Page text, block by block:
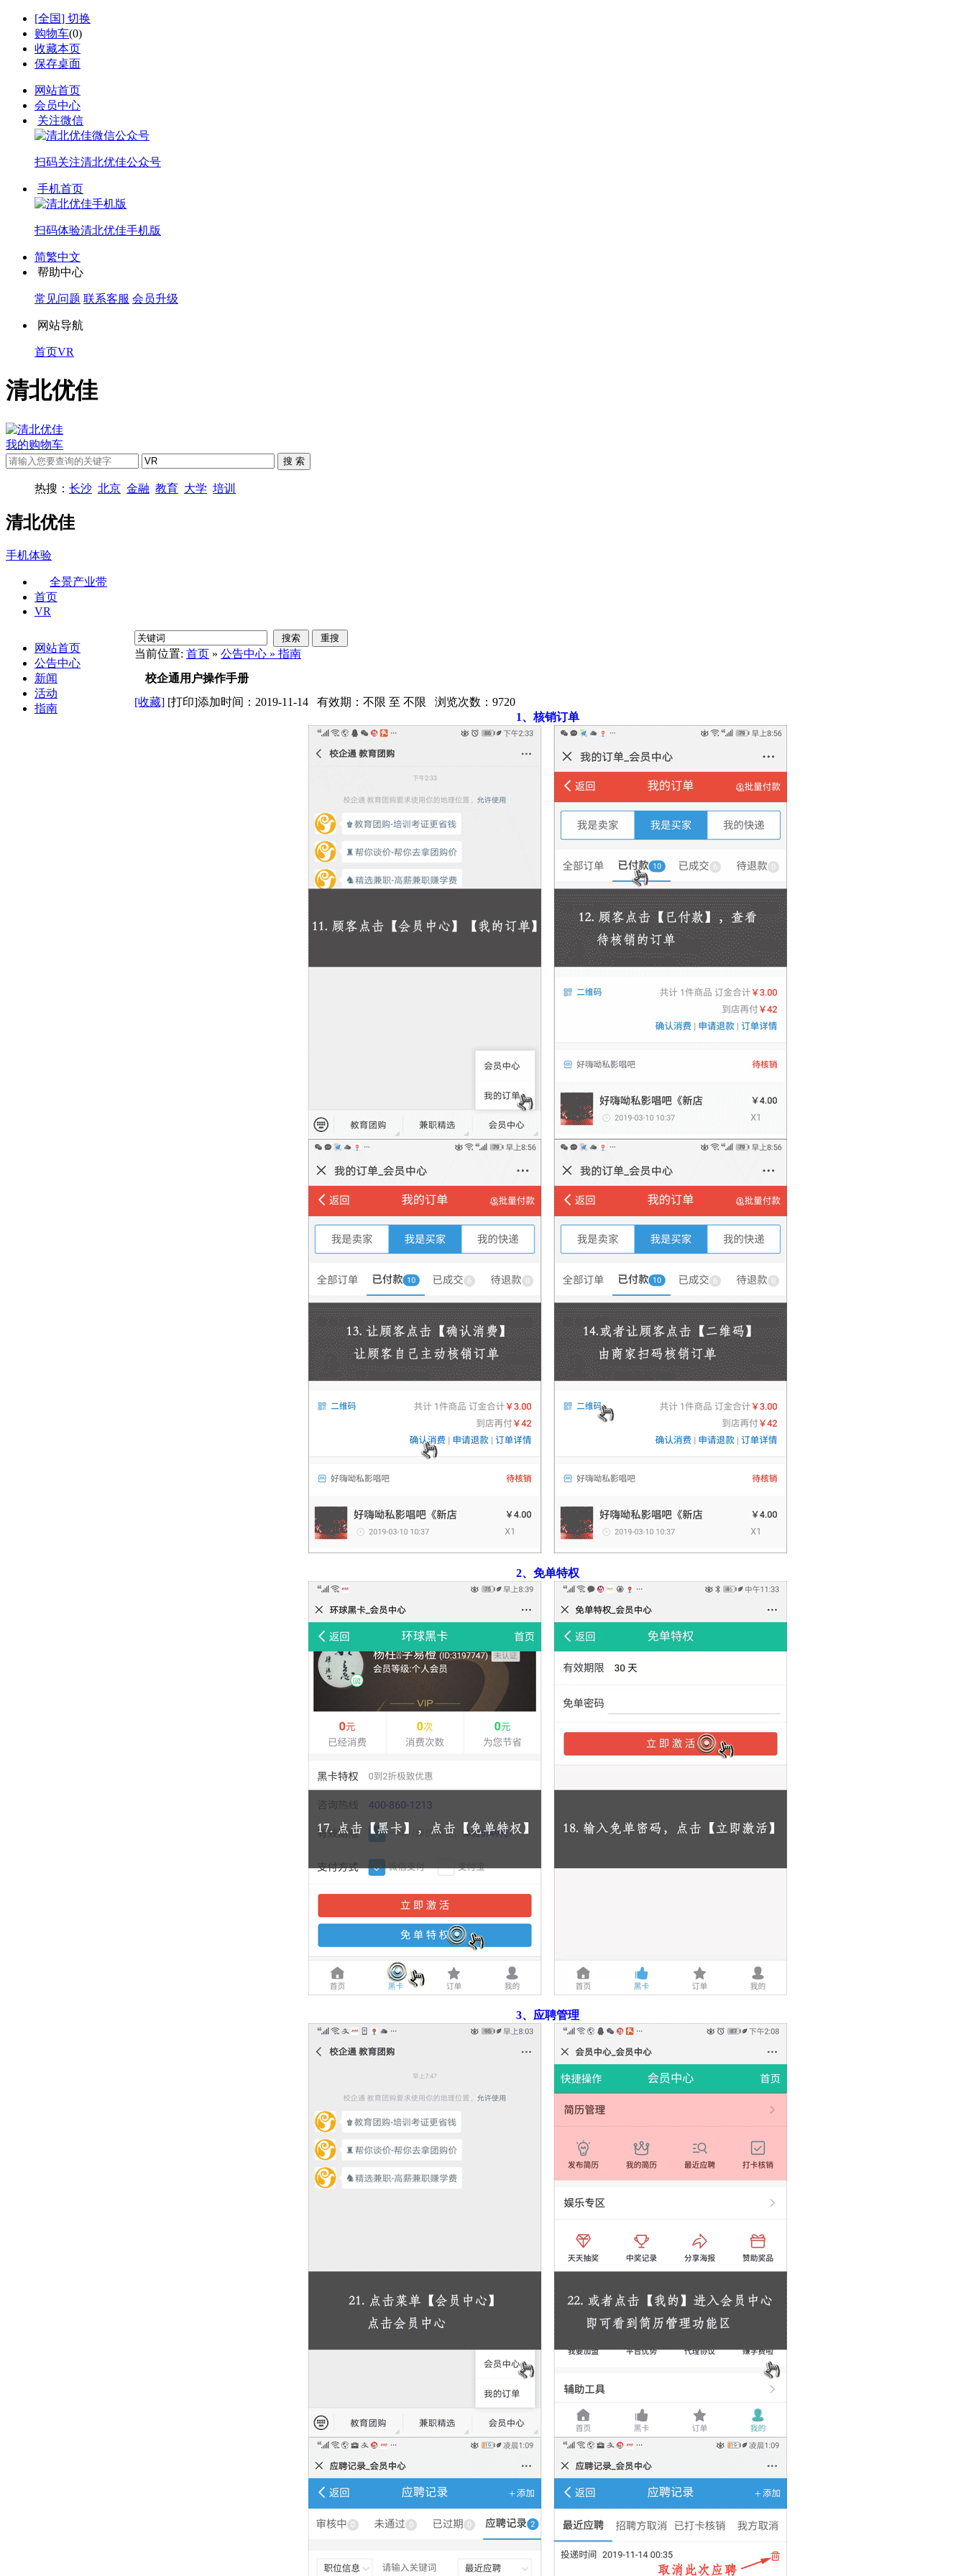
[全国] 切换
购物车(0)
收藏本页
保存桌面
网站首页
会员中心
关注微信
扫码关注清北优佳公众号
手机首页
扫码体验清北优佳手机版
简繁中文
帮助中心
常见问题 联系客服 会员升级
网站导航
首页VR
清北优佳
我的购物车
热搜： 长沙 北京 金融 教育 大学 培训
清北优佳
手机体验
全景产业带
首页
VR
网站首页
公告中心
新闻
活动
指南
当前位置: 首页 » 公告中心 » 指南
校企通用户操作手册
[收藏] [打印]添加时间：2019-11-14 有效期：不限 至 不限 浏览次数： 9720
1、核销订单
2、免单特权
3、应聘管理